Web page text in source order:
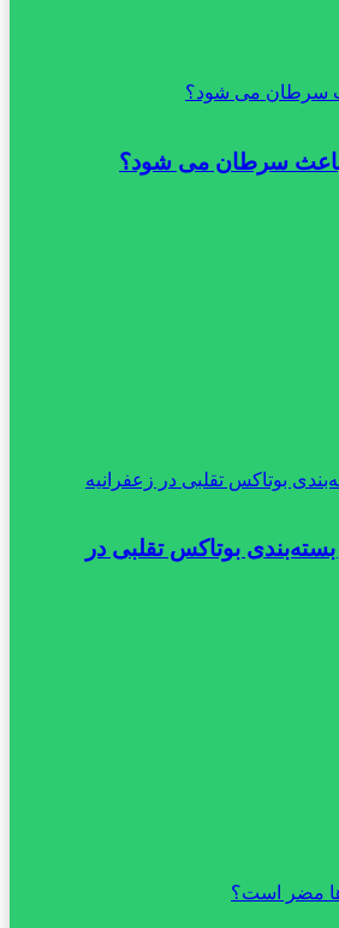
سرطان می شود؟
باعث سرطان می شود؟
بوتاکس تقلبی در زعفرانیه
بوتاکس تقلبی در
مضر است؟